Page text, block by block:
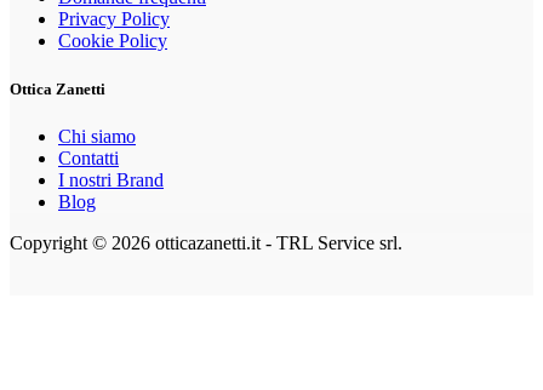
Privacy Policy
Cookie Policy
Ottica Zanetti
Chi siamo
Contatti
I nostri Brand
Blog
Copyright © 2026 otticazanetti.it - TRL Service srl.